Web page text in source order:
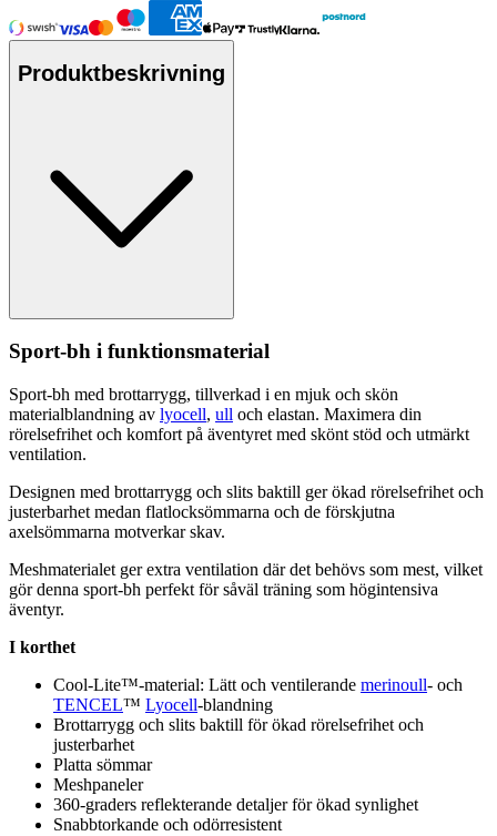
Produktbeskrivning
Sport-bh i funktionsmaterial
Sport-bh med brottarrygg, tillverkad i en mjuk och skön
materialblandning av lyocell, ull och elastan. Maximera din
rörelsefrihet och komfort på äventyret med skönt stöd och utmärkt
ventilation.
Designen med brottarrygg och slits baktill ger ökad rörelsefrihet och
justerbarhet medan flatlocksömmarna och de förskjutna
axelsömmarna motverkar skav.
Meshmaterialet ger extra ventilation där det behövs som mest, vilket
gör denna sport-bh perfekt för såväl träning som högintensiva
äventyr.
I korthet
Cool-Lite™-material: Lätt och ventilerande merinoull- och
TENCEL™ Lyocell-blandning
Brottarrygg och slits baktill för ökad rörelsefrihet och
justerbarhet
Platta sömmar
Meshpaneler
360-graders reflekterande detaljer för ökad synlighet
Snabbtorkande och odörresistent